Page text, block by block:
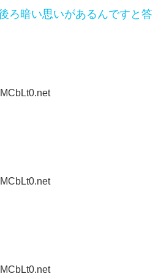
ろ暗い思いがあるんですと答